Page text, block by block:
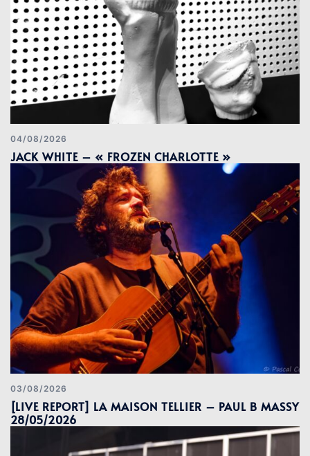
04/08/2026
JACK WHITE – « FROZEN CHARLOTTE »
03/08/2026
[LIVE REPORT] LA MAISON TELLIER – PAUL B MASSY
28/05/2026